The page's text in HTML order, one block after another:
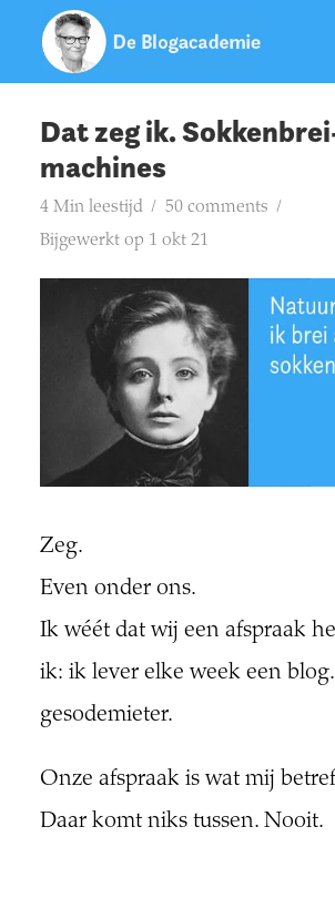
Dat zeg ik.
machines
4 Min leestijd
50 comments
Bijgewerkt op 1 okt 21
Zeg.
Even onder ons.
Ik wéét dat wij een afspraak
ik: ik lever elke week een
gesodemieter.
Onze afspraak is wat mij
Daar komt niks tussen. Nooit.